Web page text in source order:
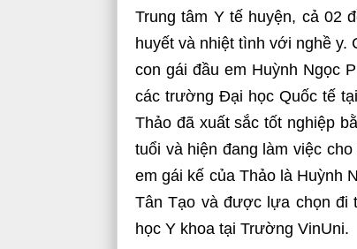
Trung tâm Y tế huyện, cả 02
huyết và nhiệt tình với nghề y.
con gái đầu em Huỳnh Ngọc
các trường Đại học Quốc tế
Thảo đã xuất sắc tốt nghiệp
tuổi và hiện đang làm việc
em gái kế của Thảo là Huỳnh
Tân Tạo và được lựa chọn đi
học Y khoa tại Trường VinUni.